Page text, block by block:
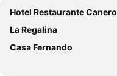
Hotel Restaurante Canero
La Regalina
Casa Fernando